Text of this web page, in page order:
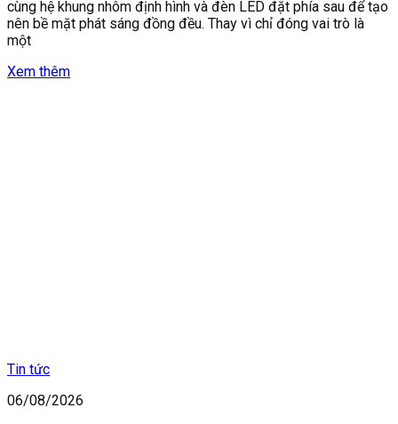
cùng hệ khung nhôm định hình và đèn LED đặt phía sau để tạo
nên bề mặt phát sáng đồng đều. Thay vì chỉ đóng vai trò là
một
Xem thêm
Tin tức
06/08/2026